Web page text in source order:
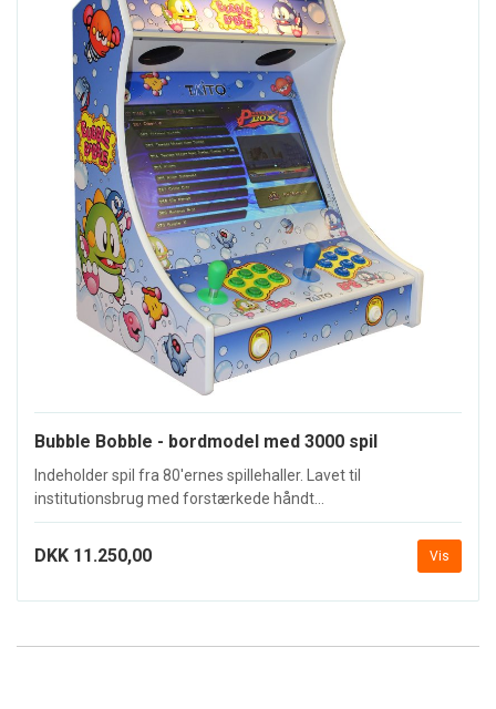
Bubble Bobble - bordmodel med 3000 spil
Indeholder spil fra 80'ernes spillehaller. Lavet til
institutionsbrug med forstærkede håndt...
DKK 11.250,00 Vis